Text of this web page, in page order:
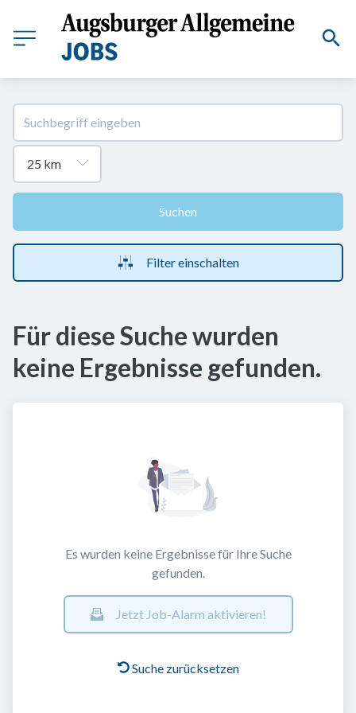
Suchen
Filter einschalten
Für diese Suche wurden
keine Ergebnisse gefunden.
Es wurden keine Ergebnisse für Ihre Suche
gefunden.
Jetzt Job-Alarm aktivieren!
Suche zurücksetzen